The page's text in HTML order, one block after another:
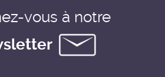
vous à notre